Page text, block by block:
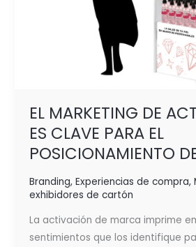
EL MARKETING DE
ES CLAVE PARA EL
POSICIONAMIENTO
Branding, Experiencias de compra,
exhibidores de cartón
La activación de marca imprime
sentimientos que los identifique